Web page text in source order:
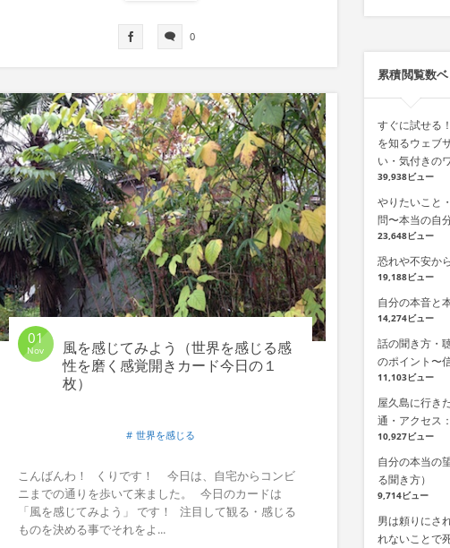
0
01
Nov
風を感じてみよう（世界を感じる感
性を磨く感覚開きカード今日の１
枚）
世界を感じる
こんばんわ！ くりです！ 今日は、自宅からコンビ
ニまでの通りを歩いて来ました。 今日のカードは
「風を感じてみよう」 です！ 注目して観る・感じる
ものを決める事でそれをよ...
累積閲覧数
すぐに試せる
を知るウェブ
い・気付きの
39,938ビュー
やりたいこと
問〜本当の自
23,648ビュー
恐れや不安か
19,188ビュー
自分の本音と
14,274ビュー
話の聞き方・
のポイント〜
11,103ビュー
屋久島に行き
通・アクセス
10,927ビュー
自分の本当の
る聞き方）
9,714ビュー
男は頼りにさ
れないことで